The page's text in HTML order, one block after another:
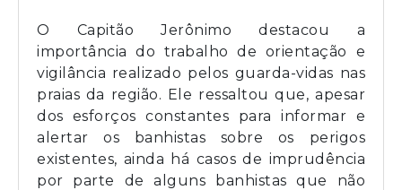
O Capitão Jerônimo destacou a
importância do trabalho de orientação e
vigilância realizado pelos guarda-vidas nas
praias da região. Ele ressaltou que, apesar
dos esforços constantes para informar e
alertar os banhistas sobre os perigos
existentes, ainda há casos de imprudência
por parte de alguns banhistas que não